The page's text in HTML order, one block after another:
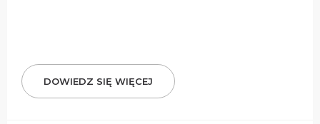
DOWIEDZ SIĘ WIĘCEJ